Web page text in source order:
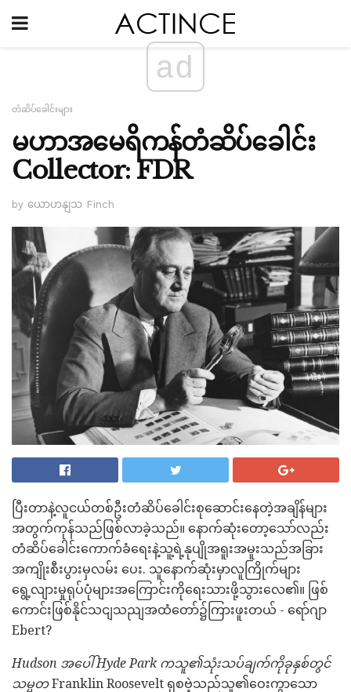
ad
တံဆိပ်ခေါင်းများ
မဟာအမေရိကန်တံဆိပ်ခေါင်း
Collector: FDR
by ယောဟနျသ Finch
ပြီးတာနဲ့လူငယ်တစ်ဦးတံဆိပ်ခေါင်းစုဆောင်းနေတဲ့အချိန်များ
အတွက်ကုန်သည်ဖြစ်လာခဲ့သည်။ နောက်ဆုံးတော့သော်လည်း
တံဆိပ်ခေါင်းကောက်ခံရေးနဲ့သူ့ရဲ့နုပျိုအရူးအမူးသည်အခြား
အကျိုးစီးပွားမှလမ်း ပေး. သူနောက်ဆုံးမှာလူကြိုက်များ
ရွေ့လျားမှုရုပ်ပုံများအကြောင်းကိုရေးသားဖို့သွားလေ၏။ ဖြစ်
ကောင်းဖြစ်နိုင်သငျသညျအထံတော်၌ကြားဖူးတယ် - ရော်ဂျာ
Ebert?
Hudson အပေါ် Hyde Park ကသူ၏သုံးသပ်ချက်ကိုခုနှစ်တွင်
သမ္မတFranklin Roosevelt ရုစဗဲ့သည်သူ၏ဝေးကွာသော